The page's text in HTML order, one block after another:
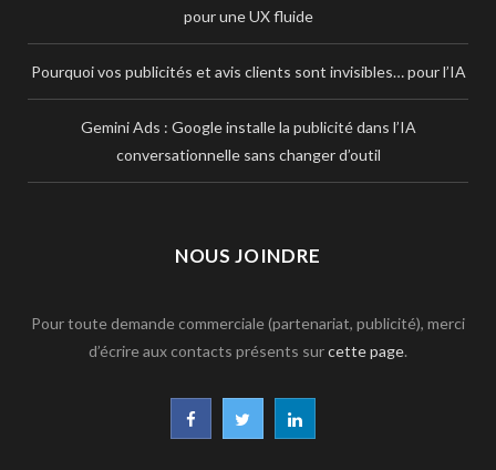
pour une UX fluide
Pourquoi vos publicités et avis clients sont invisibles… pour l’IA
Gemini Ads : Google installe la publicité dans l’IA
conversationnelle sans changer d’outil
NOUS JOINDRE
Pour toute demande commerciale (partenariat, publicité), merci
d’écrire aux contacts présents surcette page.
F L